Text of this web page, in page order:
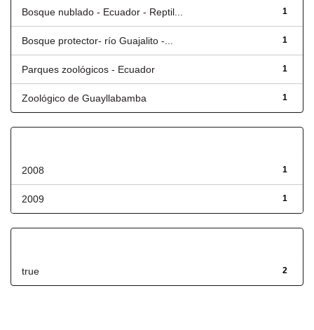
1
Bosque nublado - Ecuador - Reptil...
1
Bosque protector- río Guajalito -...
1
Parques zoológicos - Ecuador
1
Zoológico de Guayllabamba
1
2008
1
2009
2
true